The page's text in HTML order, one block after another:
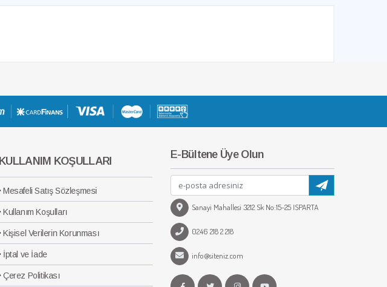
KULLANIM KOŞULLARI
Mesafeli Satış Sözleşmesi
Kullanım Koşulları
Kişisel Verilerin Korunması
İptal ve İade
Çerez Politikası
E-Bültene Üye Olun
Sanayi Mahallesi 3212 Sk No:15-25 ISPARTA
0246 218 2 218
info@siteniz.com